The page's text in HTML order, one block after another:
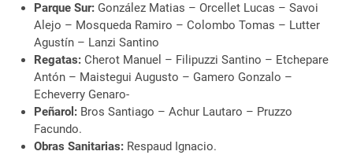
Parque Sur: González Matias – Orcellet Lucas – Savoi
Alejo – Mosqueda Ramiro – Colombo Tomas – Lutter
Agustín – Lanzi Santino
Regatas: Cherot Manuel – Filipuzzi Santino – Etchepare
Antón – Maistegui Augusto – Gamero Gonzalo –
Echeverry Genaro-
Peñarol: Bros Santiago – Achur Lautaro – Pruzzo
Facundo.
Obras Sanitarias: Respaud Ignacio.